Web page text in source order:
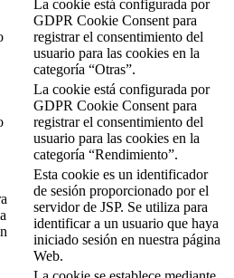
La cookie está configurada por
GDPR Cookie Consent para
registrar el consentimiento del
usuario para las cookies en la
categoría “Otras”.
La cookie está configurada por
GDPR Cookie Consent para
registrar el consentimiento del
usuario para las cookies en la
categoría “Rendimiento”.
Esta cookie es un identificador
de sesión proporcionado por el
servidor de JSP. Se utiliza para
identificar a un usuario que haya
iniciado sesión en nuestra página
Web.